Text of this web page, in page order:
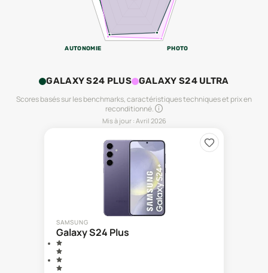
PHOTO
AUTONOMIE
GALAXY S24 PLUS GALAXY S24 ULTRA
Scores basés sur les benchmarks, caractéristiques techniques et prix en
reconditionné.
Mis à jour : Avril 2026
SAMSUNG
Galaxy S24 Plus